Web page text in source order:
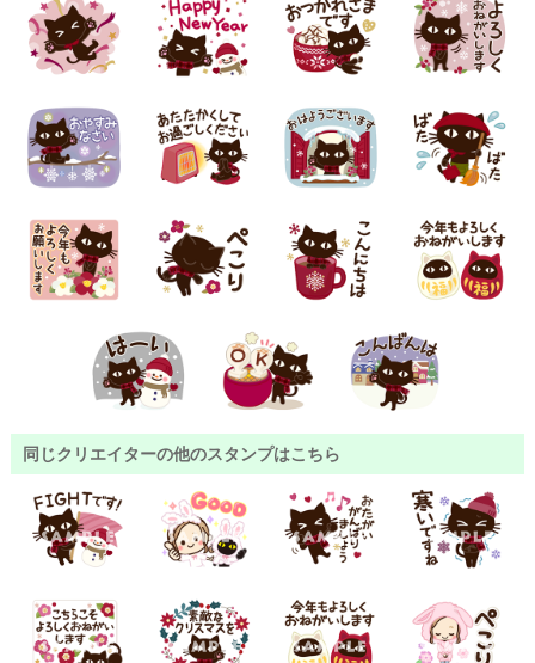
同じクリエイターの他のスタンプはこちら